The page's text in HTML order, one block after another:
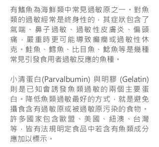
有鰭魚為海鮮類中常見過敏原之一。對魚
類的過敏經常是終身性的，其症狀包含了
氣喘、鼻子過敏、過敏性皮膚炎、偏頭
痛，嚴重時更可能導致癲癇或過敏性休
克。鮭魚、鱈魚、比目魚、鯰魚等是幾種
常見引發食用者過敏反應的魚種。
小清蛋白(Parvalbumin) 與明膠 (Gelatin)
則是已知會誘發魚類過敏的兩個主要蛋
白。降低魚類過敏最好的方式，就是避免
攝食含有過敏原或被過敏原污染的食物。
許多國家包含歐盟、美國、紐澳、台灣
等，皆有法規明定食品中若含有魚類成分
應加以標示。